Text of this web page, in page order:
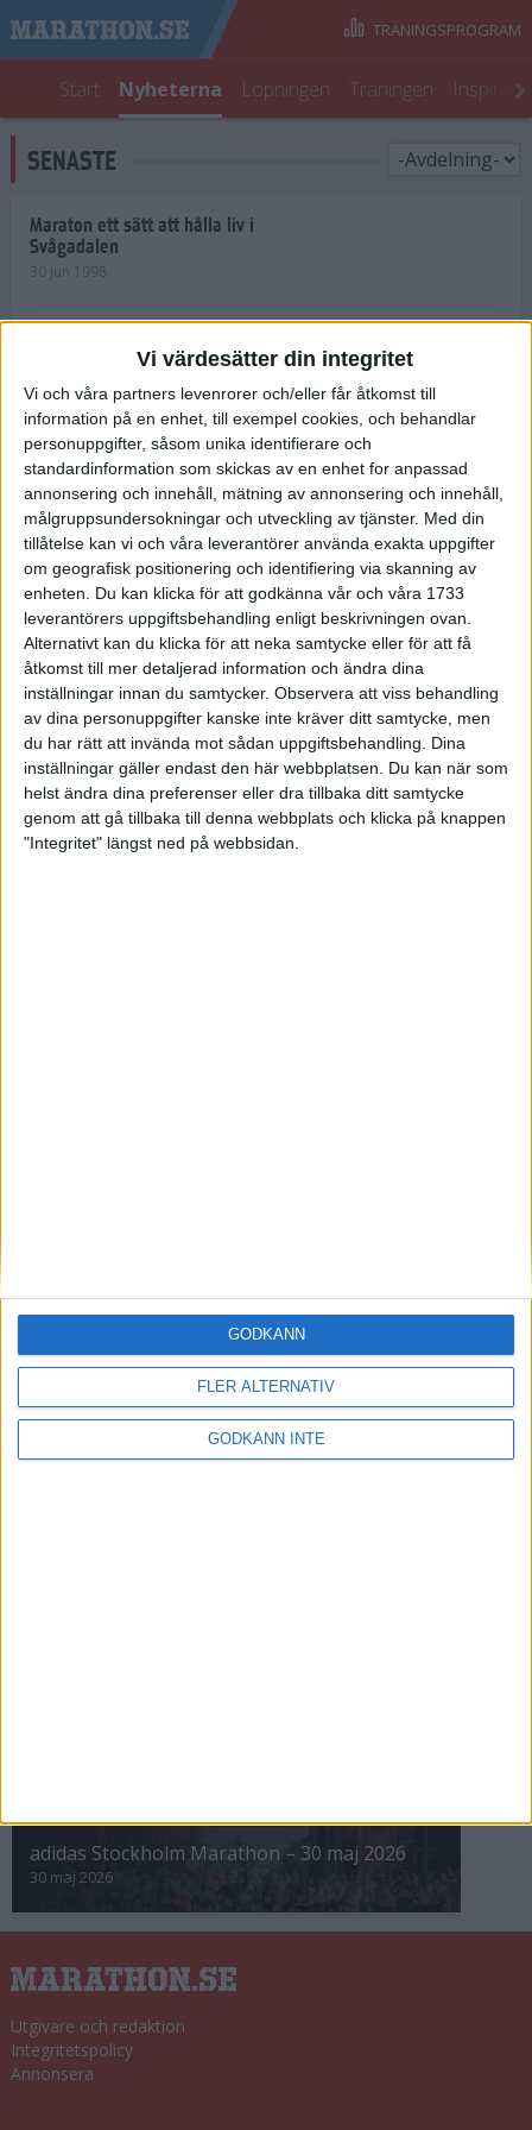
Vi värdesätter din integritet
Vi och våra partners levenrorer och/eller får åtkomst till
information på en enhet, till exempel cookies, och behandlar
personuppgifter, såsom unika identifierare och
standardinformation som skickas av en enhet for anpassad
annonsering och innehåll, mätning av annonsering och innehåll,
målgruppsundersokningar och utveckling av tjänster. Med din
tillåtelse kan vi och våra leverantörer använda exakta uppgifter
om geografisk positionering och identifiering via skanning av
enheten. Du kan klicka för att godkänna vår och våra 1733
leverantörers uppgiftsbehandling enligt beskrivningen ovan.
Alternativt kan du klicka för att neka samtycke eller för att få
åtkomst till mer detaljerad information och ändra dina
inställningar innan du samtycker. Observera att viss behandling
av dina personuppgifter kanske inte kräver ditt samtycke, men
du har rätt att invända mot sådan uppgiftsbehandling. Dina
inställningar gäller endast den här webbplatsen. Du kan när som
helst ändra dina preferenser eller dra tillbaka ditt samtycke
genom att gå tillbaka till denna webbplats och klicka på knappen
"Integritet" längst ned på webbsidan.
FLER ALTERNATIV
GODKÄNN INTE
GODKÄNN
Start Nyheterna Löpningen Träningen
TRÄNINGSPROGRAM
SENASTE
Maraton ett sätt att hålla liv i
Svågadalen
30 jun 1998
Norrlänningar firade semester i
Strängnäs
28 jun 1998
Maratonlöparna bäst i Trosa
I år fick Andervang kransen
27 jun 1998
Intresset ökar för Lidingöloppet
26 jun 1998
Värmemara
väntarvärldsmästaraspiranter
24 jun 1998
ASIEN
Berlin Marathon - ett lopp genom
8 okt 1995• Arkiv• Reseberättelser från
adidas Stockholm Marathon – 30 maj 2026
30 maj 2026
Utgivare och redaktion
Integritetspolicy
Annonsera